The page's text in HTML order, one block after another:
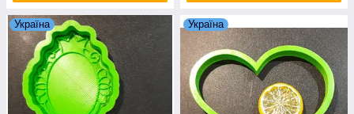
Україна Україна